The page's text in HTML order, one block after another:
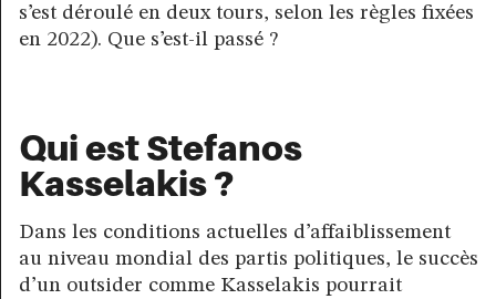
s’est déroulé en deux tours, selon les règles fixées
en 2022). Que s’est-il passé ?
Qui est Stefanos
Kasselakis ?
Dans les conditions actuelles d’affaiblissement
au niveau mondial des partis politiques, le succès
d’un outsider comme Kasselakis pourrait